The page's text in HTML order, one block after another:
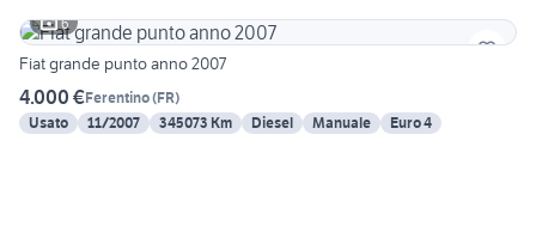
6
Fiat grande punto anno 2007
4.000 €Ferentino(FR)
Usato
11/2007 345073 Km Diesel Manuale Euro 4